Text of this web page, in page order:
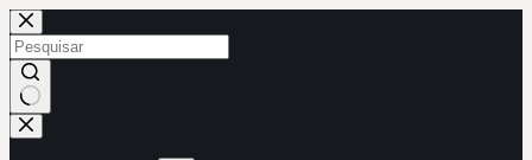
Pular
para
o
conteúdo
Sem
resultados